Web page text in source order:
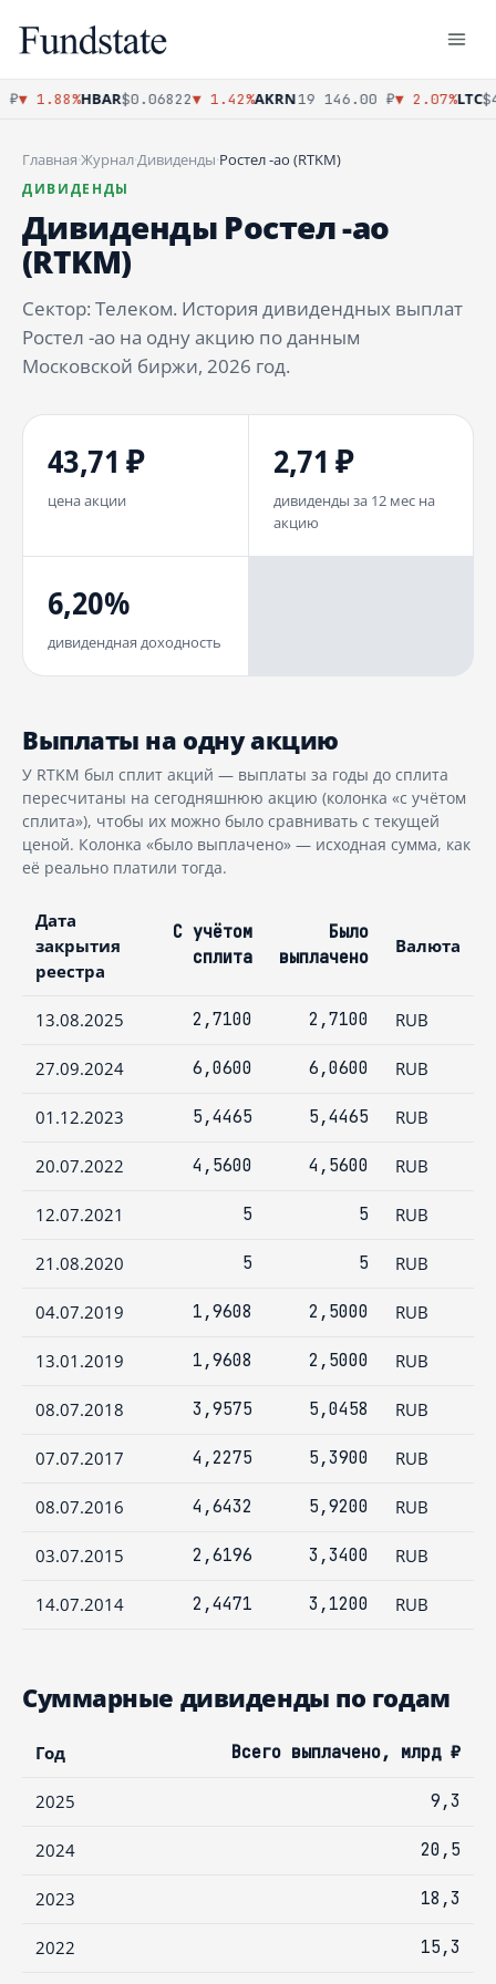
▼ 1.88%HBAR$0.06822▼ 1.42%AKRN19 146.00 ₽ ▼ 2.07%LTC
Главная·Журнал·Дивиденды·Ростел -ао (RTKM)
ДИВИДЕНДЫ
Дивиденды Ростел -ао
(RTKM)
Сектор: Телеком. История дивидендных выплат
Ростел -ао на одну акцию по данным
Московской биржи, 2026 год.
43,71 ₽
цена акции
2,71 ₽
дивиденды за 12 мес на
акцию
6,20%
дивидендная доходность
Выплаты на одну акцию
У RTKM был сплит акций — выплаты за годы до сплита
пересчитаны на сегодняшнюю акцию (колонка «с учётом
сплита»), чтобы их можно было сравнивать с текущей
ценой. Колонка «было выплачено» — исходная сумма, как
её реально платили тогда.
Дата
закрытия
реестра
С учётом
сплита
Было
выплачено
Валюта
13.08.2025 2,7100 2,7100 RUB
27.09.2024 6,0600 6,0600 RUB
01.12.2023 5,4465 5,4465 RUB
20.07.2022 4,5600 4,5600 RUB
12.07.2021 5 5 RUB
21.08.2020 5 5 RUB
04.07.2019 1,9608 2,5000 RUB
13.01.2019 1,9608 2,5000 RUB
08.07.2018 3,9575 5,0458 RUB
07.07.2017 4,2275 5,3900 RUB
08.07.2016 4,6432 5,9200 RUB
03.07.2015 2,6196 3,3400 RUB
14.07.2014 2,4471 3,1200 RUB
Суммарные дивиденды по годам
Год Всего выплачено, млрд ₽
2025 9,3
2024 20,5
2023 18,3
2022 15,3